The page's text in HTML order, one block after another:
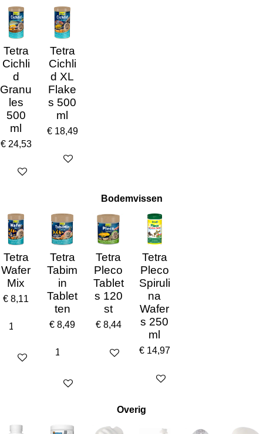
Tetra
Cichli
d
Granu
les
500
ml
€ 24,53
In winkelwagen
Tetra
Cichli
d XL
Flake
s 500
ml
€ 18,49
In winkelwagen
Bodemvissen
Tetra
Wafer
Mix
€ 8,11
In winkelwagen
Tetra
Tabim
in
Tablet
ten
€ 8,49
In winkelwagen
Tetra
Pleco
Tablet
s 120
st
€ 8,44
In winkelwagen
Tetra
Pleco
Spiruli
na
Wafer
s 250
ml
€ 14,97
In winkelwagen
Overig